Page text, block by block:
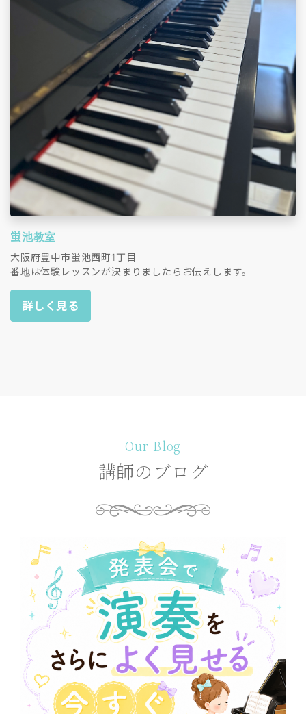
蛍池教室
大阪府豊中市蛍池西町1丁目
番地は体験レッスンが決まりましたらお伝えします。
詳しく見る
Our Blog
講師のブログ